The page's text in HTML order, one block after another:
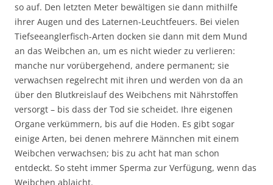
so auf. Den letzten Meter bewältigen sie dann mithilfe
ihrer Augen und des Laternen-Leuchtfeuers. Bei vielen
Tiefseeanglerfisch-Arten docken sie dann mit dem Mund
an das Weibchen an, um es nicht wieder zu verlieren:
manche nur vorübergehend, andere permanent; sie
verwachsen regelrecht mit ihren und werden von da an
über den Blutkreislauf des Weibchens mit Nährstoffen
versorgt – bis dass der Tod sie scheidet. Ihre eigenen
Organe verkümmern, bis auf die Hoden. Es gibt sogar
einige Arten, bei denen mehrere Männchen mit einem
Weibchen verwachsen; bis zu acht hat man schon
entdeckt. So steht immer Sperma zur Verfügung, wenn das
Weibchen ablaicht.